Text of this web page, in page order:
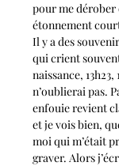
pour me dérober
étonnement
Il y a des
qui crient
naissance, 13h23,
n’oublierai pas.
enfouie revient
et je vois bien,
moi qui m’était
graver. Alors